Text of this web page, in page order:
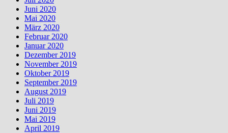
Juni 2020
Mai 2020
März 2020
Februar 2020
Januar 2020
Dezember 2019
November 2019
Oktober 2019
September 2019
August 2019
Juli 2019
Juni 2019
Mai 2019
April 2019